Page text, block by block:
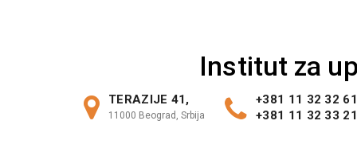
Institut za
TERAZIJE 41,
11000 Beograd, Srbija
+381 11 32 32
+381 11 32 33